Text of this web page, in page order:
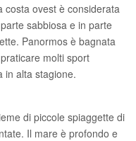
costa ovest è considerata
sabbiosa e in parte
Panormos è bagnata
molti sport
in alta stagione.
di piccole spiaggette di
Il mare è profondo e